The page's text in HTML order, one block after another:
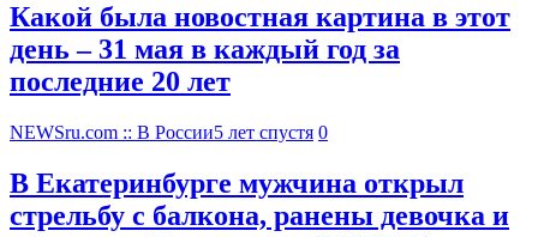
Какой была новостная картина в этот
день – 31 мая в каждый год за
последние 20 лет
NEWSru.com :: В России5 лет спустя 0
В Екатеринбурге мужчина открыл
стрельбу с балкона, ранены девочка и